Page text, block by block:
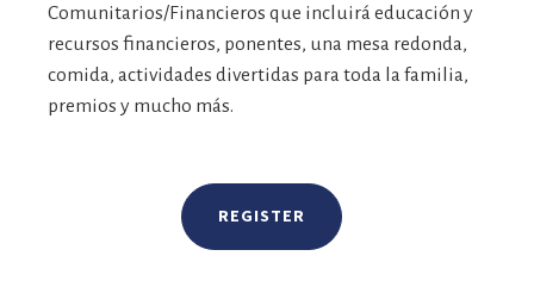
Comunitarios/Financieros que incluirá educación y
recursos financieros, ponentes, una mesa redonda,
comida, actividades divertidas para toda la familia,
premios y mucho más.
REGISTER